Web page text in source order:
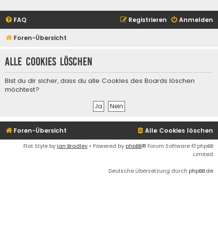
FAQ Anmelden
Registrieren
Foren-Übersicht
Alle Cookies löschen
Bist du dir sicher, dass du alle Cookies des Boards löschen
möchtest?
Foren-Übersicht Alle Cookies löschen
Flat Style by Ian Bradley • Powered by phpBB® Forum Software © phpBB
Limited
Deutsche Übersetzung durch phpBB.de